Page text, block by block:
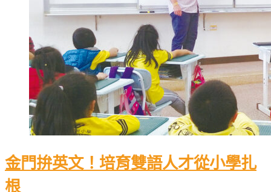
金門拚英文！培育雙語人才從小學扎
根